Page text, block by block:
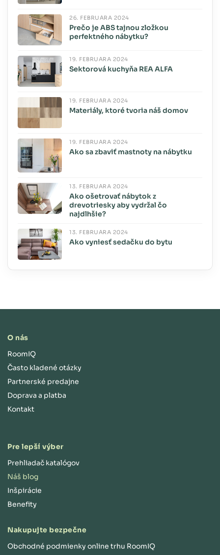
26. FEBRUÁRA 2024
Prečo je ABS tajnou zložkou
perfektného nábytku?
19. FEBRUÁRA 2024
Sektorová kuchyňa REA ALFA
19. FEBRUÁRA 2024
Materiály, ktoré tvoria náš domov
19. FEBRUÁRA 2024
Ako sa zbaviť mastnoty na nábytku
13. FEBRUÁRA 2024
Ako ošetrovať nábytok z
drevotriesky aby vydržal čo
najdlhšie?
13. FEBRUÁRA 2024
Ako vyniesť sedačku do bytu
O nás
RoomIQ
Často kladené otázky
Partnerské predajne
Doprava a platba
Kontakt
Pre lepší výber
Prehliadač katalógov
Náš blog
Inšpirácie
Benefity
Nakupujte bezpečne
Obchodné podmienky online trhu RoomIQ